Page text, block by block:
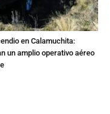
en Calamuchita:
un amplio operativo aéreo